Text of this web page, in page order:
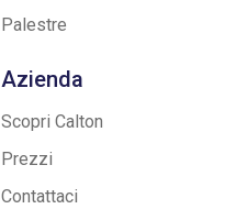
Palestre
Azienda
Scopri Calton
Prezzi
Contattaci